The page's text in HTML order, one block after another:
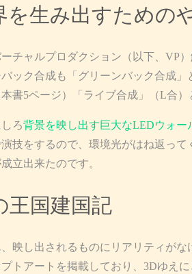
を生み出すための
チャルプロダクション（以下、VP
ック合成も「グリーンバック合成
書5ページ）「ライブ合成」（L合）
ろ背景を映し出す巨大なLEDウォ
技をするので、環境光がはね返っ
立出来たのです。
王国建国記
映し出されるものにリアリティがな
トアートを掲載しており、3Dゆえ